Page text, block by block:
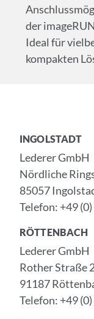
der
Ideal für
kompakten
INGOLSTADT
Lederer GmbH
Nördliche
85057
Telefon: +49
RÖTTENBACH
Lederer GmbH
Rother Straße
91187
Telefon: +49